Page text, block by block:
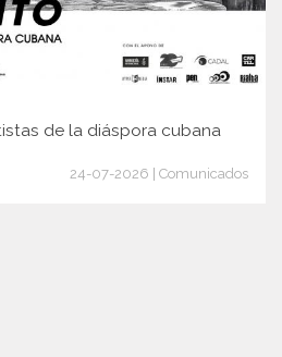
de la diáspora cubana
24-07-2026 | Comunicados